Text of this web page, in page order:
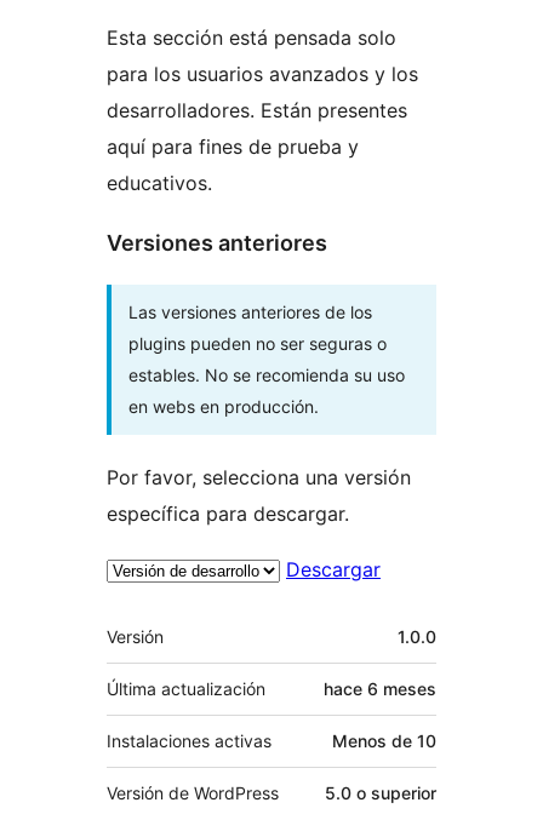
Esta sección está pensada solo
para los usuarios avanzados y los
desarrolladores. Están presentes
aquí para fines de prueba y
educativos.
Versiones anteriores
Las versiones anteriores de los
plugins pueden no ser seguras o
estables. No se recomienda su uso
en webs en producción.
Por favor, selecciona una versión
específica para descargar.
Descargar
Meta
Versión 1.0.0
Última actualización hace 6 meses
Instalaciones activas Menos de 10
Versión de WordPress 5.0 o superior